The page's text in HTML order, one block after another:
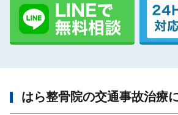
はら整骨院の交通事故治療